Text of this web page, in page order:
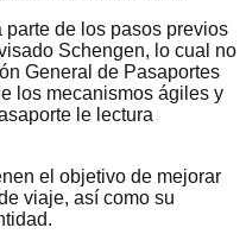
parte de los pasos previos
Schengen, lo cual no
General de Pasaportes
los mecanismos ágiles y
le lectura
el objetivo de mejorar
viaje, así como su